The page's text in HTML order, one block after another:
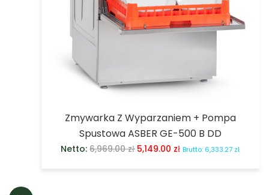
Zmywarka Z Wyparzaniem + Pompa
Spustowa ASBER GE-500 B DD
Netto:6,969.00zł 5,149.00 zł Brutto: 6,333.27 zł